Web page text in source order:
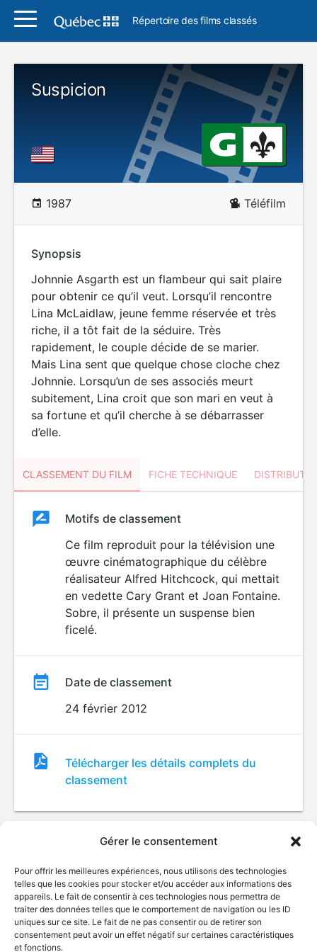
Gérer le consentement
Pour offrir les meilleures expériences, nous utilisons des technologies
telles que les cookies pour stocker et/ou accéder aux informations des
appareils. Le fait de consentir à ces technologies nous permettra de
traiter des données telles que le comportement de navigation ou les ID
uniques sur ce site. Le fait de ne pas consentir ou de retirer son
consentement peut avoir un effet négatif sur certaines caractéristiques
et fonctions.
Répertoire des films classés
Suspicion
1987 Téléfilm
Synopsis
Johnnie Asgarth est un flambeur qui sait plaire
pour obtenir ce qu’il veut. Lorsqu’il rencontre
Lina McLaidlaw, jeune femme réservée et très
riche, il a tôt fait de la séduire. Très
rapidement, le couple décide de se marier.
Mais Lina sent que quelque chose cloche chez
Johnnie. Lorsqu’un de ses associés meurt
subitement, Lina croit que son mari en veut à
sa fortune et qu’il cherche à se débarrasser
d’elle.
CLASSEMENT DU FILM FICHE TECHNIQUE
ClassementClassement
Motifs de classement
Ce film reproduit pour la télévision une
œuvre cinématographique du célèbre
réalisateur Alfred Hitchcock, qui mettait
en vedette Cary Grant et Joan Fontaine.
Sobre, il présente un suspense bien
ficelé.
Date de classement
24 février 2012
Fichier
de
classement
Télécharger les détails complets du
classement
© Gouvernement du Québec, 2026